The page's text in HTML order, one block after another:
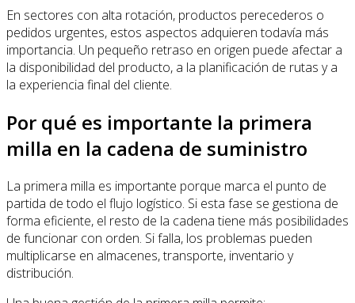
En sectores con alta rotación, productos perecederos o
pedidos urgentes, estos aspectos adquieren todavía más
importancia. Un pequeño retraso en origen puede afectar a
la disponibilidad del producto, a la planificación de rutas y a
la experiencia final del cliente.
Por qué es importante la primera
milla en la cadena de suministro
La primera milla es importante porque marca el punto de
partida de todo el flujo logístico. Si esta fase se gestiona de
forma eficiente, el resto de la cadena tiene más posibilidades
de funcionar con orden. Si falla, los problemas pueden
multiplicarse en almacenes, transporte, inventario y
distribución.